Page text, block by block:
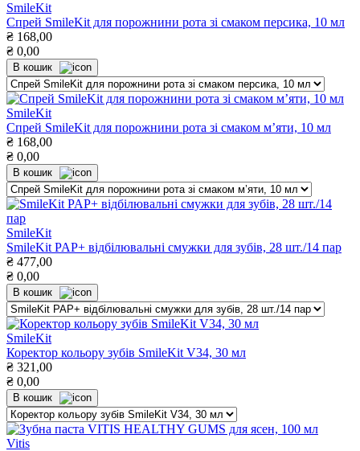
SmileKit
Спрей SmileKit для порожнини рота зі смаком персика, 10 мл
₴ 168,00
₴ 0,00
В кошик
SmileKit
Спрей SmileKit для порожнини рота зі смаком м’яти, 10 мл
₴ 168,00
₴ 0,00
В кошик
SmileKit
SmileKit PAP+ відбілювальні смужки для зубів, 28 шт./14 пар
₴ 477,00
₴ 0,00
В кошик
SmileKit
Коректор кольору зубів SmileKit V34, 30 мл
₴ 321,00
₴ 0,00
В кошик
Vitis